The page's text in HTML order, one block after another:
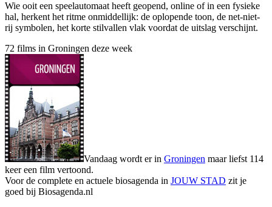
Wie ooit een speelautomaat heeft geopend, online of in een fysieke
hal, herkent het ritme onmiddellijk: de oplopende toon, de net-niet-
rij symbolen, het korte stilvallen vlak voordat de uitslag verschijnt.
72 films in Groningen deze week
Vandaag wordt er in Groningen maar liefst 114
keer een film vertoond.
Voor de complete en actuele biosagenda in JOUW STAD zit je
goed bij Biosagenda.nl